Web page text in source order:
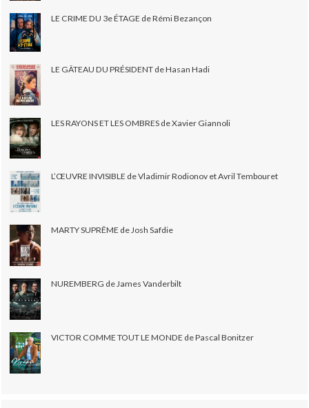
LE CRIME DU 3e ÉTAGE de Rémi Bezançon
LE GÂTEAU DU PRÉSIDENT de Hasan Hadi
LES RAYONS ET LES OMBRES de Xavier Giannoli
L’ŒUVRE INVISIBLE de Vladimir Rodionov et Avril Tembouret
MARTY SUPRÊME de Josh Safdie
NUREMBERG de James Vanderbilt
VICTOR COMME TOUT LE MONDE de Pascal Bonitzer